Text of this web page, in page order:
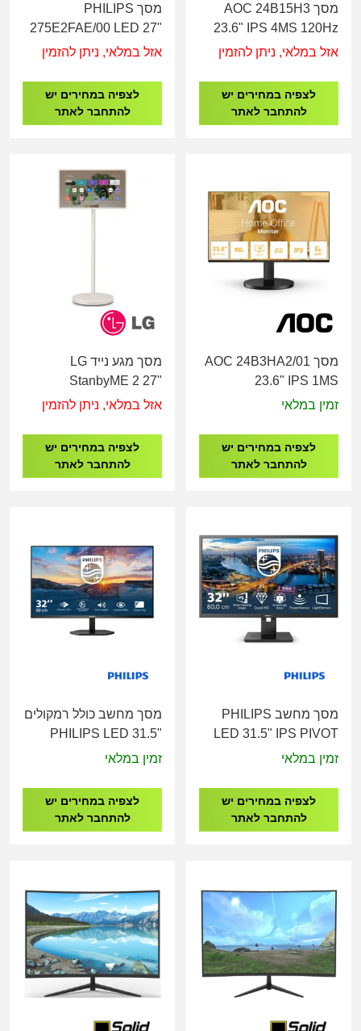
מסך AOC 24B15H3
23.6" IPS 4MS 120Hz
VGA/HDMI
אזל במלאי, ניתן להזמין
לצפיה במחירים יש
להתחבר לאתר
מסך PHILIPS
275E2FAE/00 LED 27"
IPS 2K עם רגלית
אזל במלאי, ניתן להזמין
לצפיה במחירים יש
להתחבר לאתר
מסך AOC 24B3HA2/01
23.6" IPS 1MS
SPEAKER
זמין במלאי
לצפיה במחירים יש
להתחבר לאתר
מסך מגע נייד LG
StanbyME 2 27"
27LX6TDGA עם סוללה
אזל במלאי, ניתן להזמין
לצפיה במחירים יש
להתחבר לאתר
מסך מחשב PHILIPS
LED 31.5" IPS PIVOT
QHD 325B1L/00
זמין במלאי
לצפיה במחירים יש
להתחבר לאתר
מסך מחשב כולל רמקולים
PHILIPS LED 31.5"
32E1N3100LA/00
זמין במלאי
לצפיה במחירים יש
להתחבר לאתר